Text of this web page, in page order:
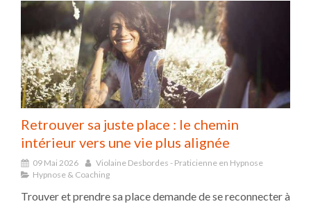
Retrouver sa juste place : le chemin
intérieur vers une vie plus alignée
09 Mai 2026
Violaine Desbordes - Praticienne en Hypnose
Hypnose & Coaching
Trouver et prendre sa place demande de se reconnecter à